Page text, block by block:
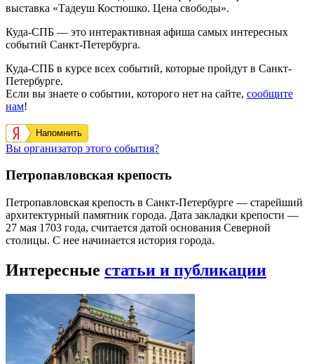
выставка «Тадеуш Костюшко. Цена свободы».
Куда-СПБ — это интерактивная афиша самых интересных
событий Санкт-Петербурга.
Куда-СПБ в курсе всех событий, которые пройдут в Санкт-
Петербурге.
Если вы знаете о событии, которого нет на сайте, сообщите
нам!
Напомнить
Вы организатор этого события?
Петропавловская крепость
Петропавловская крепость в Санкт-Петербурге — старейший
архитектурный памятник города. Дата закладки крепости —
27 мая 1703 года, считается датой основания Северной
столицы. С нее начинается история города.
Интересные статьи и публикации